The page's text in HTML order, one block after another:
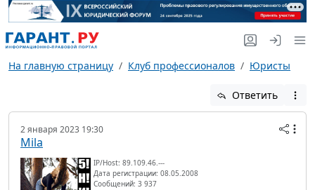
На главную страницу Клуб профессионалов Юристы
Ответить
2 января 2023 19:30
Mila
IP/Host: 89.109.46.---
Дата регистрации: 08.05.2008
Сообщений: 3 937